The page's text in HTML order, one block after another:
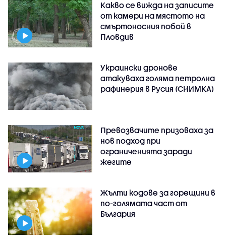
Какво се вижда на записите
от камери на мястото на
смъртоносния побой в
Пловдив
Украински дронове
атакуваха голяма петролна
рафинерия в Русия (СНИМКА)
Превозвачите призоваха за
нов подход при
ограниченията заради
жегите
Жълти кодове за горещини в
по-голямата част от
България